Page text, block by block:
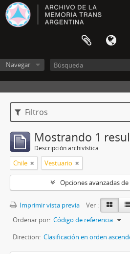
Navegar
Filtros
Mostrando 1
Descripción archivística
Chile Vestuario
Opciones avanzadas
Imprimir vista previa
Ver :
Ordenar por: Código de referencia
Direction: Clasificación en orden